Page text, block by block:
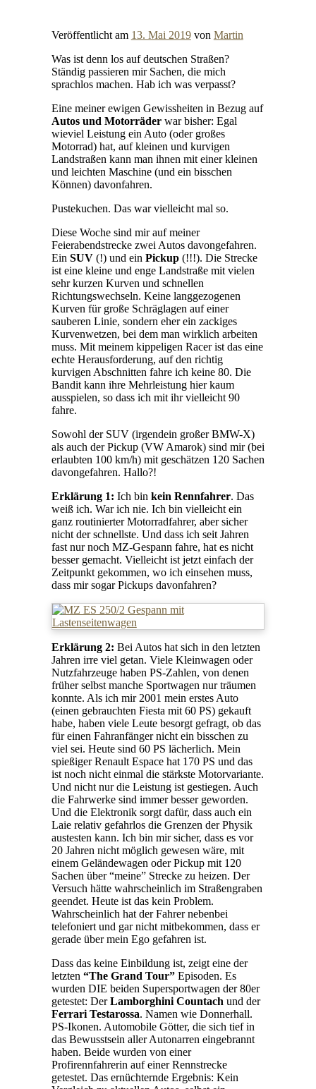
Veröffentlicht am 13. Mai 2019 von Martin
Was ist denn los auf deutschen Straßen?
Ständig passieren mir Sachen, die mich
sprachlos machen. Hab ich was verpasst?
Eine meiner ewigen Gewissheiten in Bezug auf
Autos und Motorräderwar bisher: Egal
wieviel Leistung ein Auto (oder großes
Motorrad) hat, auf kleinen und kurvigen
Landstraßen kann man ihnen mit einer kleinen
und leichten Maschine (und ein bisschen
Können) davonfahren.
Pustekuchen. Das war vielleicht mal so.
Diese Woche sind mir auf meiner
Feierabendstrecke zwei Autos davongefahren.
Ein SUV (!) und ein Pickup(!!!). Die Strecke
ist eine kleine und enge Landstraße mit vielen
sehr kurzen Kurven und schnellen
Richtungswechseln. Keine langgezogenen
Kurven für große Schräglagen auf einer
sauberen Linie, sondern eher ein zackiges
Kurvenwetzen, bei dem man wirklich arbeiten
muss. Mit meinem kippeligen Racer ist das eine
echte Herausforderung, auf den richtig
kurvigen Abschnitten fahre ich keine 80. Die
Bandit kann ihre Mehrleistung hier kaum
ausspielen, so dass ich mit ihr vielleicht 90
fahre.
Sowohl der SUV (irgendein großer BMW-X)
als auch der Pickup (VW Amarok) sind mir (bei
erlaubten 100 km/h) mit geschätzen 120 Sachen
davongefahren. Hallo?!
Erklärung 1: Ich bin kein Rennfahrer. Das
weiß ich. War ich nie. Ich bin vielleicht ein
ganz routinierter Motorradfahrer, aber sicher
nicht der schnellste. Und dass ich seit Jahren
fast nur noch MZ-Gespann fahre, hat es nicht
besser gemacht. Vielleicht ist jetzt einfach der
Zeitpunkt gekommen, wo ich einsehen muss,
dass mir sogar Pickups davonfahren?
Erklärung 2: Bei Autos hat sich in den letzten
Jahren irre viel getan. Viele Kleinwagen oder
Nutzfahrzeuge haben PS-Zahlen, von denen
früher selbst manche Sportwagen nur träumen
konnte. Als ich mir 2001 mein erstes Auto
(einen gebrauchten Fiesta mit 60 PS) gekauft
habe, haben viele Leute besorgt gefragt, ob das
für einen Fahranfänger nicht ein bisschen zu
viel sei. Heute sind 60 PS lächerlich. Mein
spießiger Renault Espace hat 170 PS und das
ist noch nicht einmal die stärkste Motorvariante.
Und nicht nur die Leistung ist gestiegen. Auch
die Fahrwerke sind immer besser geworden.
Und die Elektronik sorgt dafür, dass auch ein
Laie relativ gefahrlos die Grenzen der Physik
austesten kann. Ich bin mir sicher, dass es vor
20 Jahren nicht möglich gewesen wäre, mit
einem Geländewagen oder Pickup mit 120
Sachen über “meine” Strecke zu heizen. Der
Versuch hätte wahrscheinlich im Straßengraben
geendet. Heute ist das kein Problem.
Wahrscheinlich hat der Fahrer nebenbei
telefoniert und gar nicht mitbekommen, dass er
gerade über mein Ego gefahren ist.
Dass das keine Einbildung ist, zeigt eine der
letzten “The Grand Tour” Episoden. Es
wurden DIE beiden Supersportwagen der 80er
getestet: DerLamborghini Countach und der
Ferrari Testarossa. Namen wie Donnerhall.
PS-Ikonen. Automobile Götter, die sich tief in
das Bewusstsein aller Autonarren eingebrannt
haben. Beide wurden von einer
Profirennfahrerin auf einer Rennstrecke
getestet. Das ernüchternde Ergebnis: Kein